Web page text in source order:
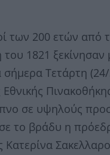
των 200 ετών από
1821 ξεκίνησαν
Τετάρτη
Εθνικής
σε υψηλούς
το βράδυ η
Κατερίνα